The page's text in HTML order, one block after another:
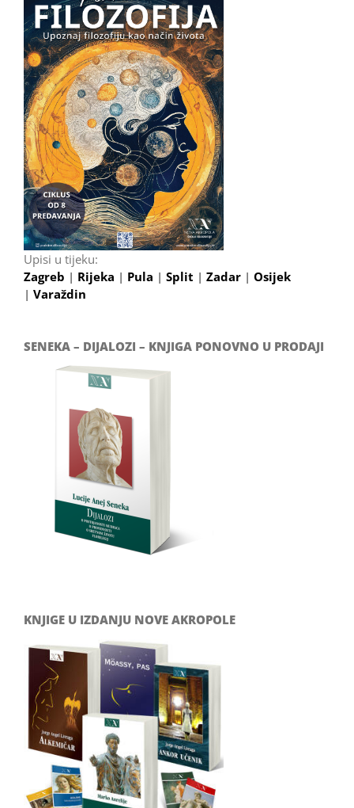
Upisi u tijeku:
Zagreb | Rijeka | Pula | Split | Zadar | Osijek
| Varaždin
SENEKA – DIJALOZI – KNJIGA PONOVNO U PRODAJI
KNJIGE U IZDANJU NOVE AKROPOLE